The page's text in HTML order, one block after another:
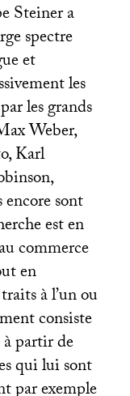
Steiner a
spectre
et
les
les grands
Weber,
Karl
sont
est en
commerce
en
à l’un ou
consiste
partir de
qui lui sont